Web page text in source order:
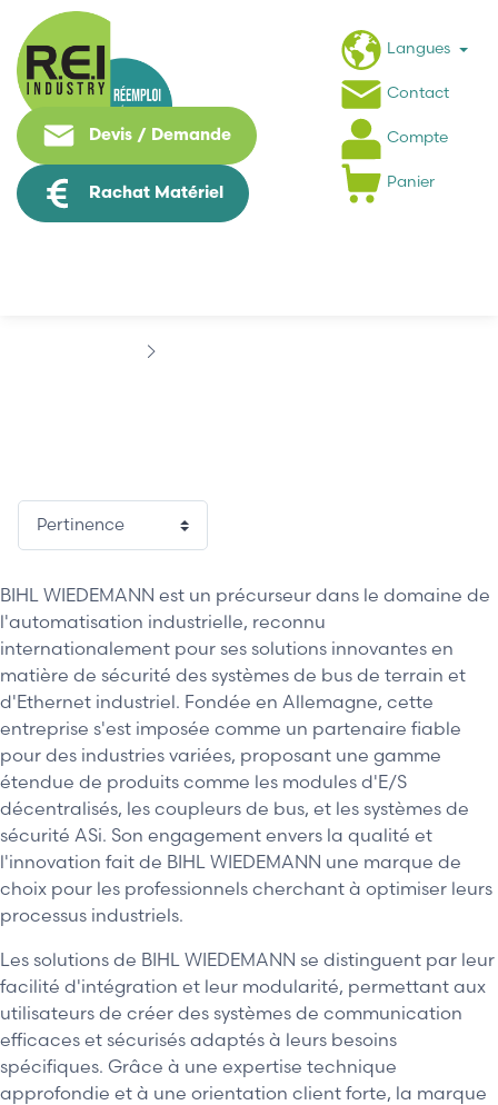
Devis / Demande
Rachat Matériel
Langues
Contact
Compte
Panier
BIHL WIEDEMANN est un précurseur dans le domaine de
l'automatisation industrielle, reconnu
internationalement pour ses solutions innovantes en
matière de sécurité des systèmes de bus de terrain et
d'Ethernet industriel. Fondée en Allemagne, cette
entreprise s'est imposée comme un partenaire fiable
pour des industries variées, proposant une gamme
étendue de produits comme les modules d'E/S
décentralisés, les coupleurs de bus, et les systèmes de
sécurité ASi. Son engagement envers la qualité et
l'innovation fait de BIHL WIEDEMANN une marque de
choix pour les professionnels cherchant à optimiser leurs
processus industriels.
Les solutions de BIHL WIEDEMANN se distinguent par leur
facilité d'intégration et leur modularité, permettant aux
utilisateurs de créer des systèmes de communication
efficaces et sécurisés adaptés à leurs besoins
spécifiques. Grâce à une expertise technique
approfondie et à une orientation client forte, la marque